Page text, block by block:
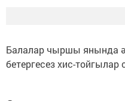
Балалар чыршы янында
бетергесез хис-тойгылар